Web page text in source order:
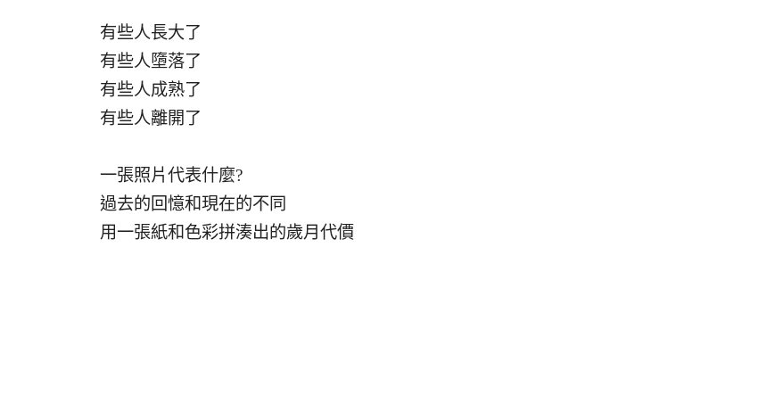
有些人長大了
有些人墮落了
有些人成熟了
有些人離開了
一張照片代表什麼?
過去的回憶和現在的不同
用一張紙和色彩拼湊出的歲月代價